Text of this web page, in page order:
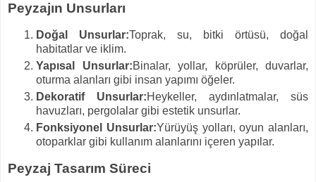
Peyzajın Unsurları
Doğal Unsurlar:Toprak, su, bitki örtüsü, doğal
habitatlar ve iklim.
Yapısal Unsurlar:Binalar, yollar, köprüler, duvarlar,
oturma alanları gibi insan yapımı öğeler.
Dekoratif Unsurlar:Heykeller, aydınlatmalar, süs
havuzları, pergolalar gibi estetik unsurlar.
Fonksiyonel Unsurlar:Yürüyüş yolları, oyun alanları,
otoparklar gibi kullanım alanlarını içeren yapılar.
Peyzaj Tasarım Süreci